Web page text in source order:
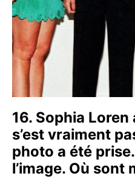
16. Sophia
s’est vraiment
photo a été
l’image. Où sont